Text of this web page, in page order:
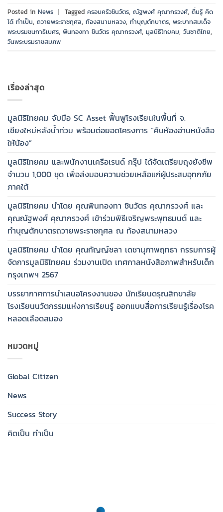
Posted in News | Tagged ครอบครัวชินวัตร, ณัฐพงศ์ คุณากรวงศ์, ตื่นรู้ คิด
ได้ ทำเป็น, ถวายพระราชกุศล, ท้องสนามหลวง, ทำบุญตักบาตร, พระบาทสมเด็จ
พระบรมชนกาธิเบศร, พินทองทา ชินวัตร คุณากรวงศ์, มูลนิธิไทยคม, วันชาติไทย,
วันพระบรมราชสมภพ
เรื่องล่าสุด
มูลนิธิไทยคม จับมือ SC Asset ฟื้นฟูโรงเรียนในพื้นที่ จ.
เชียงใหม่หลังน้ำท่วม พร้อมต่อยอดโครงการ “คืนห้องอ่านหนังสือ
ให้น้อง”
มูลนิธิไทยคม และพนักงานเครือเรนด์ กรุ๊ป ได้จัดเตรียมถุงยังชีพ
จำนวน 1,000 ชุด เพื่อส่งมอบความช่วยเหลือแก่ผู้ประสบอุทกภัย
ภาคใต้
มูลนิธิไทยคม นำโดย คุณพินทองทา ชินวัตร คุณากรวงศ์ และ
คุณณัฐพงศ์ คุณากรวงศ์ เข้าร่วมพิธีเจริญพระพุทธมนต์ และ
ทำบุญตักบาตรถวายพระราชกุศล ณ ท้องสนามหลวง
มูลนิธิไทยคม นำโดย คุณกัญญ์ชลา เดชานุภาพฤทธา กรรมการผู้
จัดการมูลนิธิไทยคม ร่วมงานเปิด เทศกาลหนังสือภาพสำหรับเด็ก
กรุงเทพฯ 2567
บรรยากาศการนำเสนอโครงงานของ นักเรียนดรุณสิกขาลัย
โรงเรียนนวัตกรรมแห่งการเรียนรู้ ออกแบบสื่อการเรียนรู้เรื่องโรค
หลอดเลือดสมอง
หมวดหมู่
Global Citizen
News
Success Story
คิดเป็น ทำเป็น